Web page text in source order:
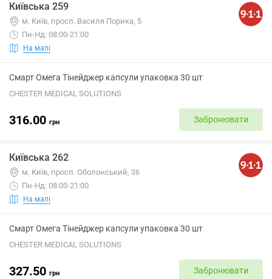
Київська 259
м. Київ, просп. Василя Порика, 5
Пн-Нд: 08:00-21:00
На мапі
Смарт Омега Тінейджер капсули упаковка 30 шт
CHESTER MEDICAL SOLUTIONS
316.00 грн Забронювати
Київська 262
м. Київ, просп. Оболонський, 36
Пн-Нд: 08:00-21:00
На мапі
Смарт Омега Тінейджер капсули упаковка 30 шт
CHESTER MEDICAL SOLUTIONS
327.50 грн Забронювати